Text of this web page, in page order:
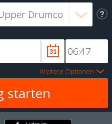
Weitere Optionen